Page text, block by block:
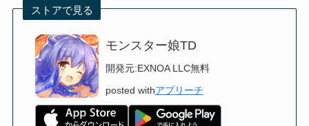
ストアで見る
モンスター娘TD
開発元:EXNOA LLC無料
posted withアプリーチ